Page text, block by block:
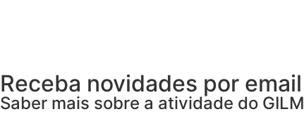
Receba novidades por email
Saber mais sobre a atividade do GILM